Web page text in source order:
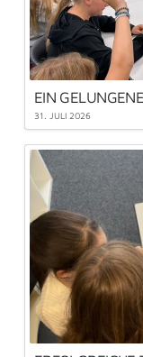
31. JULI 2026